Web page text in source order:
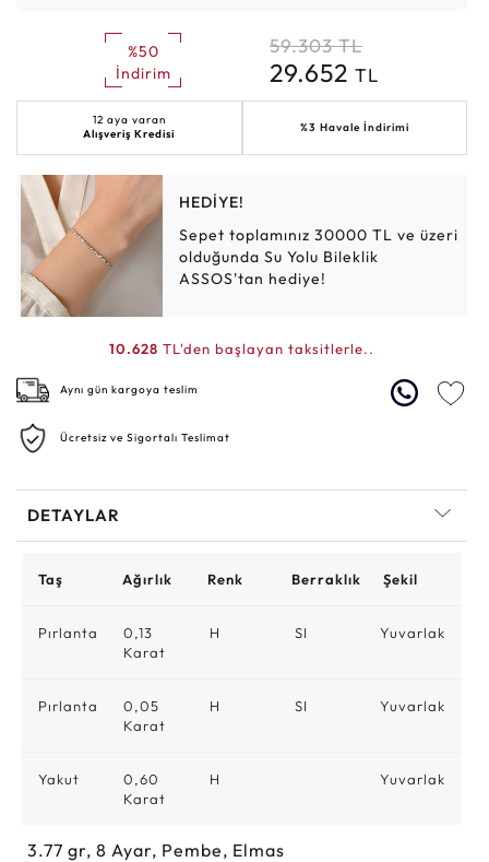
%50
İndirim
59.303 TL
29.652 TL
12 aya varan
Alışveriş Kredisi
%3 Havale İndirimi
HEDİYE!
Sepet toplamınız 30000 TL ve üzeri
olduğunda Su Yolu Bileklik
ASSOS'tan hediye!
10.628 TL'den başlayan taksitlerle..
Aynı gün kargoya teslim
Ücretsiz ve Sigortalı Teslimat
DETAYLAR
Taş Ağırlık Renk Berraklık Şekil
Pırlanta
0,13
Karat
H SI Yuvarlak
Pırlanta
0,05
Karat
H SI Yuvarlak
Yakut
0,60
Karat
H Yuvarlak
3.77 gr, 8 Ayar, Pembe, Elmas